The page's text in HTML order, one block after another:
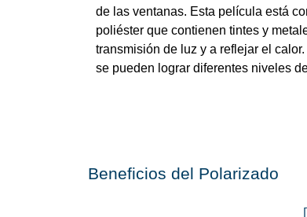
de las ventanas. Esta película está
poliéster que contienen tintes y
transmisión de luz y a reflejar el
se pueden lograr diferentes niveles
Beneficios del Polarizado